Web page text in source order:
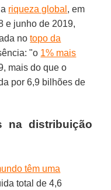
riqueza global , em
e junho de 2019,
notopo da
"o 1% mais
mais do que o
por 6,9 bilhões de
na distribuição
têm uma
total de 4,6